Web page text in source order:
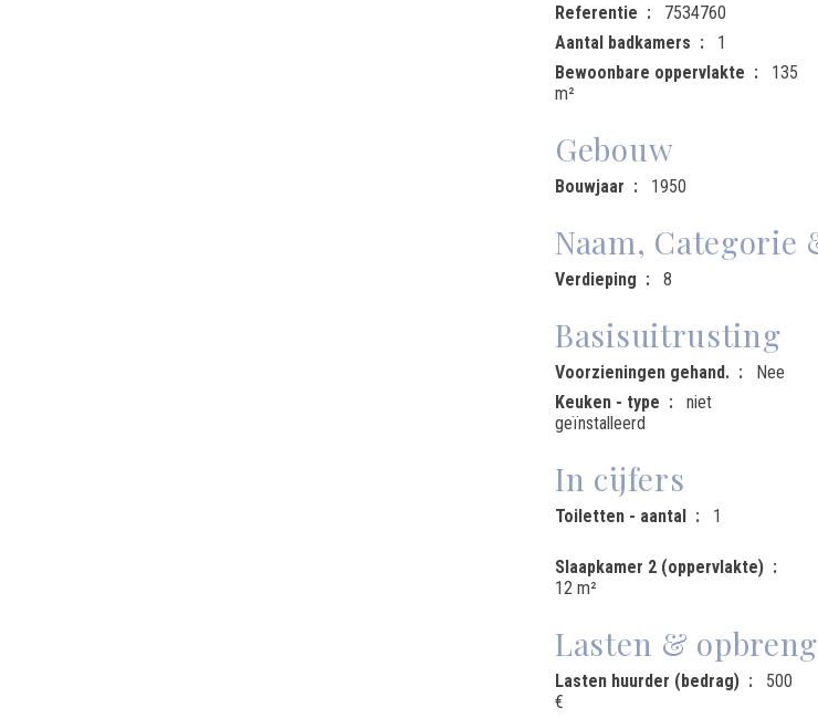
Referentie 7534760
Aantal badkamers
1
Bewoonbare oppervlakte
135
m²
Gebouw
Bouwjaar 1950
Naam, Categorie
Verdieping 8
Basisuitrusting
Voorzieningen gehand. Nee
Keuken - type
niet
geïnstalleerd
In cijfers
Toiletten - aantal 1
Slaapkamer 2 (oppervlakte)
12 m²
Lasten &
Lasten huurder (bedrag)
500
€